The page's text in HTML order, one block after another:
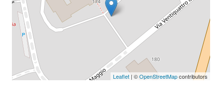
Seguici
Leaflet | ©OpenStreetMapcontributors